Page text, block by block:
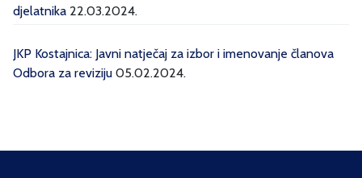
djelatnika 22.03.2024.
JKP Kostajnica: Javni natječaj za izbor i imenovanje članova
Odbora za reviziju 05.02.2024.